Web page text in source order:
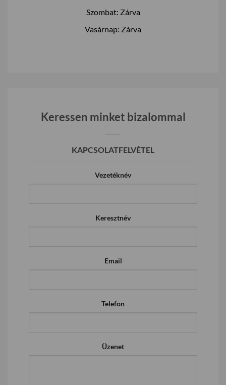
Szombat: Zárva
Vasárnap: Zárva
Keressen minket bizalommal
KAPCSOLATFELVÉTEL
Vezetéknév
Keresztnév
Email
Telefon
Üzenet